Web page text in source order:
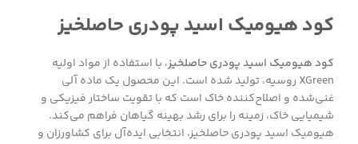
کود هیومیک اسید پودری حاصلخیز
کود هیومیک اسید پودری حاصلخیز، با استفاده از مواد اولیه
XGreen روسیه، تولید شده است. این محصول یک ماده آلی
غنی‌شده و اصلاح‌کننده خاک است که با تقویت ساختار فیزیکی و
شیمیایی خاک، زمینه را برای رشد بهینه گیاهان فراهم می‌کند.
هیومیک اسید پودری حاصلخیز، انتخابی ایده‌آل برای کشاورزان و